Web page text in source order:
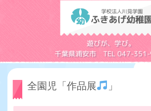
遊びが、学び。
千葉県浦安市 TEL 047-
全園児「作品展 」